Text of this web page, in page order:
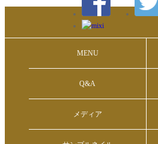
MENU
Q&A
メディア